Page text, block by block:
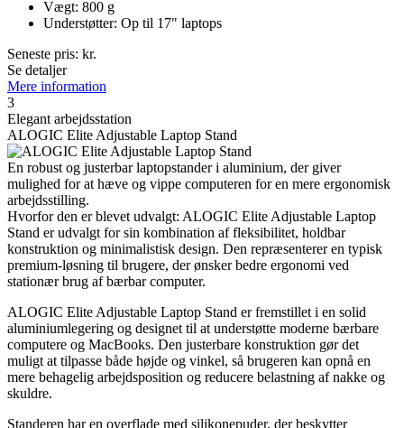
Vægt: 800 g
Understøtter: Op til 17" laptops
Seneste pris: kr.
Se detaljer
Mere information
3
Elegant arbejdsstation
ALOGIC Elite Adjustable Laptop Stand
En robust og justerbar laptopstander i aluminium, der giver
mulighed for at hæve og vippe computeren for en mere ergonomisk
arbejdsstilling.
Hvorfor den er blevet udvalgt: ALOGIC Elite Adjustable Laptop
Stand er udvalgt for sin kombination af fleksibilitet, holdbar
konstruktion og minimalistisk design. Den repræsenterer en typisk
premium-løsning til brugere, der ønsker bedre ergonomi ved
stationær brug af bærbar computer.
ALOGIC Elite Adjustable Laptop Stand er fremstillet i en solid
aluminiumlegering og designet til at understøtte moderne bærbare
computere og MacBooks. Den justerbare konstruktion gør det
muligt at tilpasse både højde og vinkel, så brugeren kan opnå en
mere behagelig arbejdsposition og reducere belastning af nakke og
skuldre.
Standeren har en overflade med silikonepuder, der beskytter